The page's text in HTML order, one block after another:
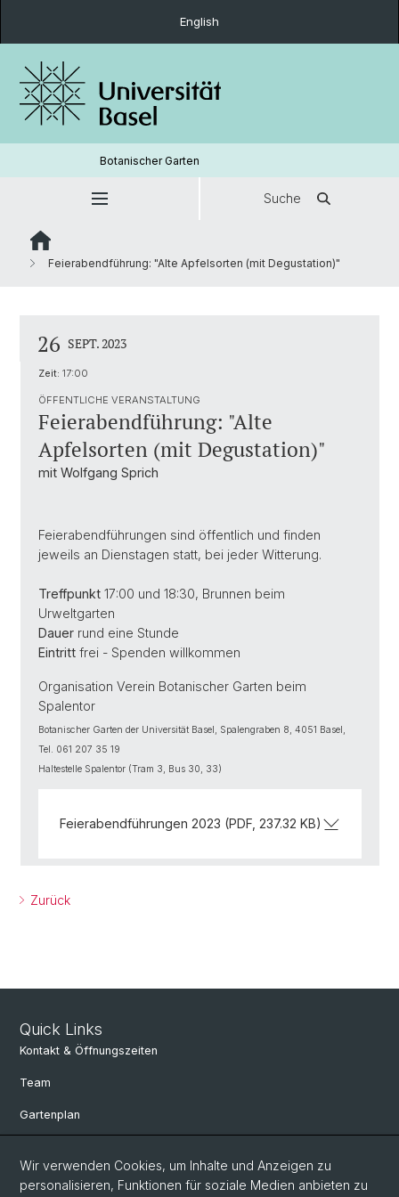
English
Botanischer Garten
Suche
Feierabendführung: "Alte Apfelsorten (mit Degustation)"
26 SEPT. 2023
Zeit: 17:00
ÖFFENTLICHE VERANSTALTUNG
Feierabendführung: "Alte
Apfelsorten (mit Degustation)"
mit Wolfgang Sprich
Feierabendführungen sind öffentlich und finden
jeweils an Dienstagen statt, bei jeder Witterung.
Treffpunkt 17:00 und 18:30, Brunnen beim
Urweltgarten
Dauer rund eine Stunde
Eintritt frei - Spenden willkommen
Organisation Verein Botanischer Garten beim
Spalentor
Botanischer Garten der Universität Basel, Spalengraben 8, 4051 Basel,
Tel. 061 207 35 19
Haltestelle Spalentor (Tram 3, Bus 30, 33)
Feierabendführungen 2023 (PDF, 237.32 KB)
Zurück
Quick Links
Kontakt & Öffnungszeiten
Team
Gartenplan
Herbarien Basel
Wir verwenden Cookies, um Inhalte und Anzeigen zu
personalisieren, Funktionen für soziale Medien anbieten zu